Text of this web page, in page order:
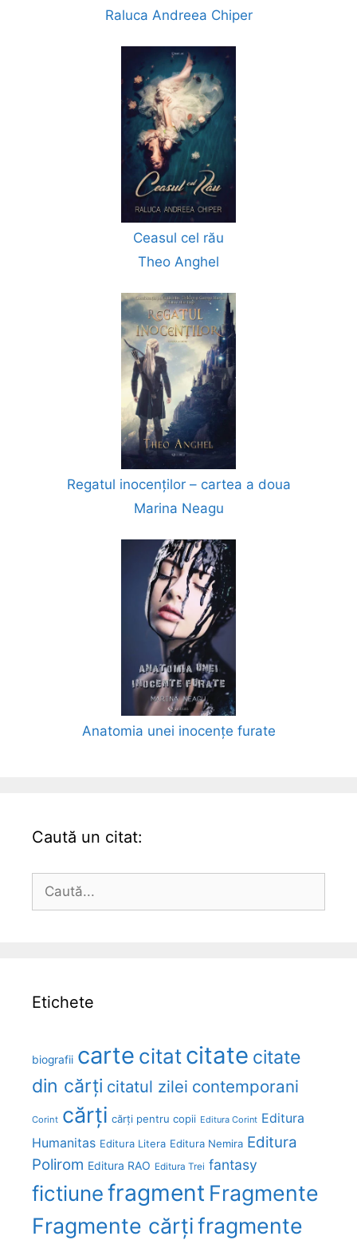
Raluca Andreea Chiper
Ceasul cel rău
Theo Anghel
Regatul inocenților – cartea a doua
Marina Neagu
Anatomia unei inocențe furate
Caută un citat:
Caută
Etichete
biografii carte citatcitate citate
din cărți citatul zilei contemporani
Corint cărți cărți pentru copii Editura Corint Editura
Humanitas Editura Litera Editura Nemira Editura
Polirom Editura RAO Editura Trei fantasy
fictiunefragment Fragmente
Fragmente cărțifragmente